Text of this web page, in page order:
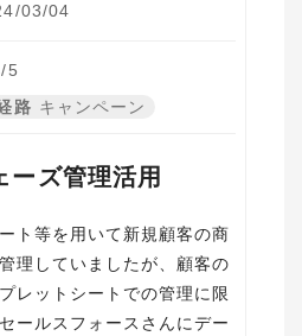
03/04
5
路 キャンペーン
ーズ管理活用
ト等を用いて新規顧客の商
理していましたが、顧客の
レットシートでの管理に限
ールスフォースさんにデー